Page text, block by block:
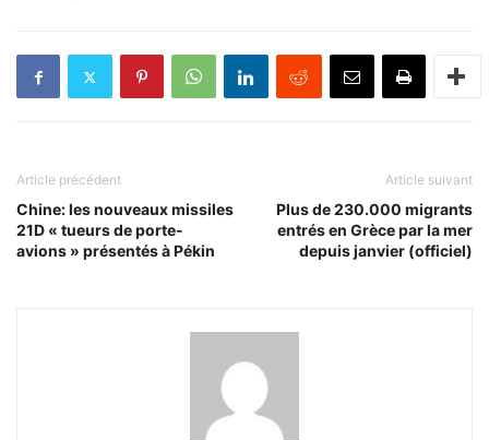
Article précédent
Chine: les nouveaux missiles
21D « tueurs de porte-
avions » présentés à Pékin
Article suivant
Plus de 230.000 migrants
entrés en Grèce par la mer
depuis janvier (officiel)